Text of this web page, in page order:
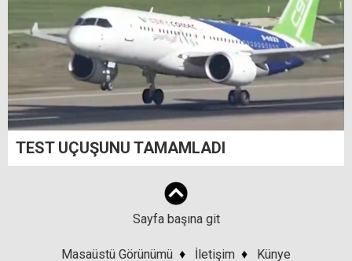
TEST UÇUŞUNU TAMAMLADI
Sayfa başına git
Masaüstü Görünümü ♦ İletişim ♦ Künye